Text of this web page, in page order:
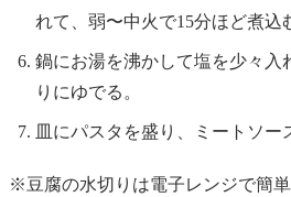
れて、弱〜中火で15分ほど煮込
鍋にお湯を沸かして塩を少々入
りにゆでる。
皿にパスタを盛り、ミートソー
※豆腐の水切りは電子レンジで簡